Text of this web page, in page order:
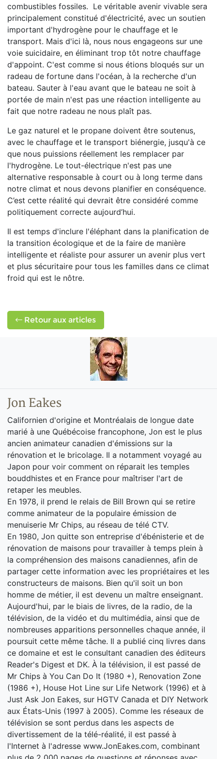
combustibles fossiles. Le véritable avenir vivable sera
principalement constitué d'électricité, avec un soutien
important d'hydrogène pour le chauffage et le
transport. Mais d'ici là, nous nous engageons sur une
voie suicidaire, en éliminant trop tôt notre chauffage
d'appoint. C'est comme si nous étions bloqués sur un
radeau de fortune dans l'océan, à la recherche d'un
bateau. Sauter à l'eau avant que le bateau ne soit à
portée de main n'est pas une réaction intelligente au
fait que notre radeau ne nous plaît pas.
Le gaz naturel et le propane doivent être soutenus,
avec le chauffage et le transport biénergie, jusqu'à ce
que nous puissions réellement les remplacer par
l'hydrogène. Le tout-électrique n'est pas une
alternative responsable à court ou à long terme dans
notre climat et nous devons planifier en conséquence.
C’est cette réalité qui devrait être considéré comme
politiquement correcte aujourd’hui.
Il est temps d'inclure l'éléphant dans la planification de
la transition écologique et de la faire de manière
intelligente et réaliste pour assurer un avenir plus vert
et plus sécuritaire pour tous les familles dans ce climat
froid qui est le nôtre.
Retour aux articles
Jon Eakes
Californien d'origine et Montréalais de longue date
marié à une Québécoise francophone, Jon est le plus
ancien animateur canadien d'émissions sur la
rénovation et le bricolage. Il a notamment voyagé au
Japon pour voir comment on réparait les temples
bouddhistes et en France pour maîtriser l'art de
retaper les meubles.
En 1978, il prend le relais de Bill Brown qui se retire
comme animateur de la populaire émission de
menuiserie Mr Chips, au réseau de télé CTV.
En 1980, Jon quitte son entreprise d'ébénisterie et de
rénovation de maisons pour travailler à temps plein à
la compréhension des maisons canadiennes, afin de
partager cette information avec les propriétaires et les
constructeurs de maisons. Bien qu'il soit un bon
homme de métier, il est devenu un maître enseignant.
Aujourd'hui, par le biais de livres, de la radio, de la
télévision, de la vidéo et du multimédia, ainsi que de
nombreuses apparitions personnelles chaque année, il
poursuit cette même tâche. Il a publié cinq livres dans
ce domaine et est le consultant canadien des éditeurs
Reader's Digest et DK. À la télévision, il est passé de
Mr Chips à You Can Do It (1980 +), Renovation Zone
(1986 +), House Hot Line sur Life Network (1996) et à
Just Ask Jon Eakes, sur HGTV Canada et DIY Network
aux États-Unis (1997 à 2005). Comme les réseaux de
télévision se sont perdus dans les aspects de
divertissement de la télé-réalité, il est passé à
l'Internet à l'adresse www.JonEakes.com, combinant